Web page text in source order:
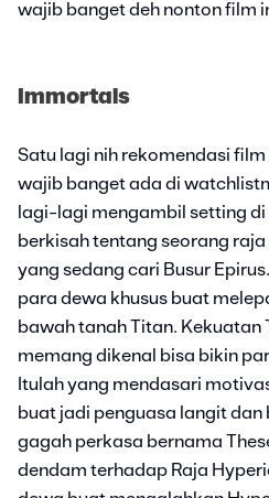
wajib banget deh nonton film
Immortals
Satu lagi nih rekomendasi
wajib banget ada di
lagi-lagi mengambil setting di
berkisah tentang seorang
yang sedang cari Busur
para dewa khusus buat
bawah tanah Titan. Kekuatan
memang dikenal bisa bikin
Itulah yang mendasari
buat jadi penguasa langit dan
gagah perkasa bernama
dendam terhadap Raja